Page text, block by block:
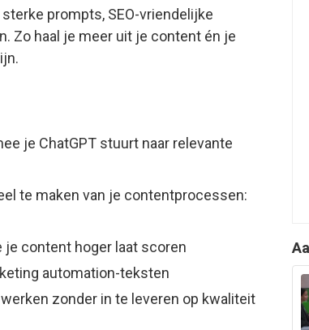
prompts, SEO-vriendelijke
Zo haal je meer uit je content én je
je ChatGPT stuurt naar relevante
te maken van je contentprocessen:
je content hoger laat scoren
automation-teksten
zonder in te leveren op kwaliteit